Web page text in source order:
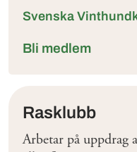
Svenska
Bli medlem
Rasklubb
Arbetar på uppdrag